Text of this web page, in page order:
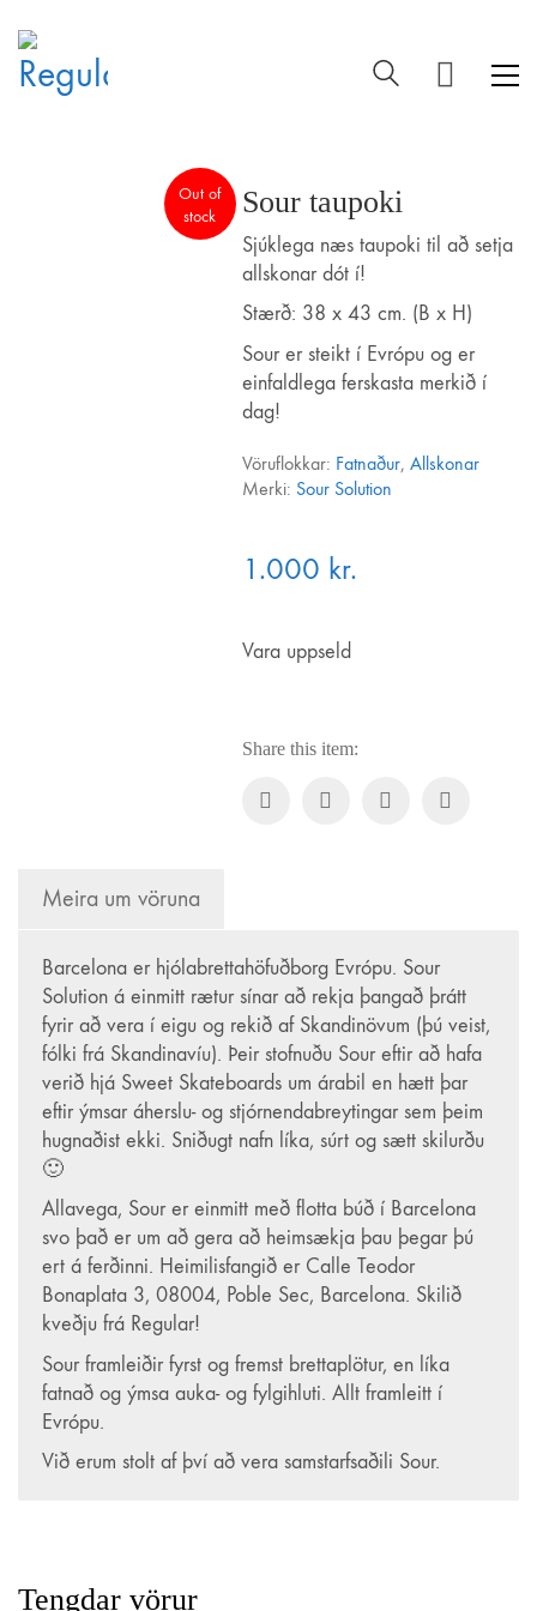
Out of
stock
Sour taupoki
Sjúklega næs taupoki til að setja
allskonar dót í!
Stærð: 38 x 43 cm. (B x H)
Sour er steikt í Evrópu og er
einfaldlega ferskasta merkið í
dag!
Vöruflokkar: Fatnaður, Allskonar
Merki: Sour Solution
1.000 kr.
Vara uppseld
Share this item:
Meira um vöruna
Barcelona er hjólabrettahöfuðborg Evrópu. Sour
Solution á einmitt rætur sínar að rekja þangað þrátt
fyrir að vera í eigu og rekið af Skandinövum (þú veist,
fólki frá Skandinavíu). Þeir stofnuðu Sour eftir að hafa
verið hjá Sweet Skateboards um árabil en hætt þar
eftir ýmsar áherslu- og stjórnendabreytingar sem þeim
hugnaðist ekki. Sniðugt nafn líka, súrt og sætt skilurðu
🙂
Allavega, Sour er einmitt með flotta búð í Barcelona
svo það er um að gera að heimsækja þau þegar þú
ert á ferðinni. Heimilisfangið er Calle Teodor
Bonaplata 3, 08004, Poble Sec, Barcelona. Skilið
kveðju frá Regular!
Sour framleiðir fyrst og fremst brettaplötur, en líka
fatnað og ýmsa auka- og fylgihluti. Allt framleitt í
Evrópu.
Við erum stolt af því að vera samstarfsaðili Sour.
Tengdar vörur
Regular.is
Regular ehf.
kt. 451120-0500
Vsk.nr. 143306
Hveralind 5
201 Kópavogur
regular@regular.is
844-4403
Skilmálar
Afhending á vörum
Um okkur
Regular er sprottið af einskærum áhuga og ástríðu fyrir
hjólabrettum!